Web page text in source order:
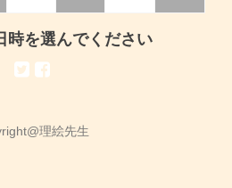
時を選んでください
理絵先生